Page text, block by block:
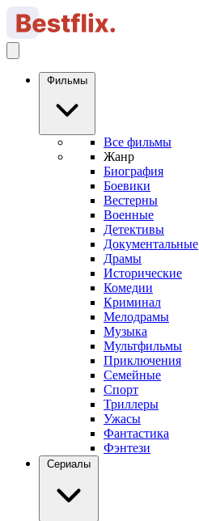
Фильмы
Все фильмы
Жанр
Биография
Боевики
Вестерны
Военные
Детективы
Документальные
Драмы
Исторические
Комедии
Криминал
Мелодрамы
Музыка
Мультфильмы
Приключения
Семейные
Спорт
Триллеры
Ужасы
Фантастика
Фэнтези
Сериалы